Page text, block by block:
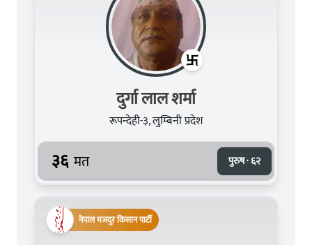
दुर्गा लाल शर्मा
रूपन्देही-३, लुम्बिनी प्रदेश
३६ मत पुरुष · ६२
नेपाल मजदुर किसान पार्टी